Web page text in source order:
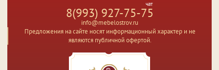
чат
8(993) 927-75-75
info@mebelostrov.ru
Предложения на сайте носят информационный характер и не
являются публичной офертой.